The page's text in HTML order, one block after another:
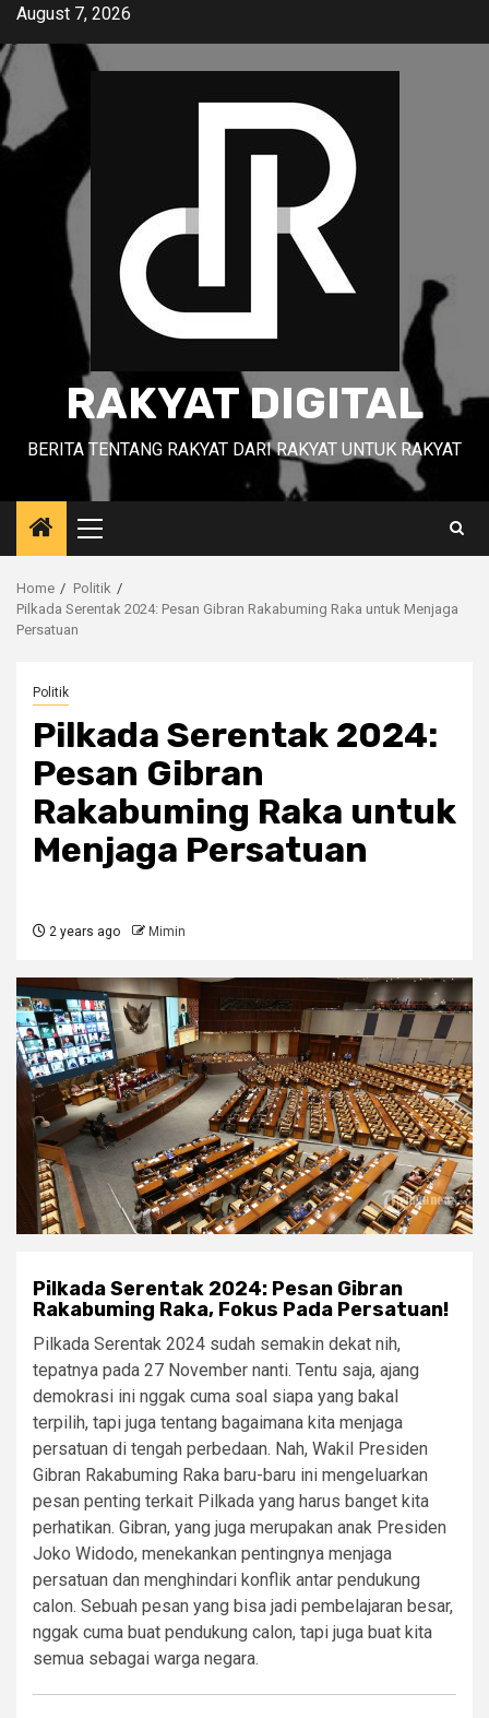
Skip
content
August 7, 2026
RAKYAT DIGITAL
BERITA TENTANG RAKYAT DARI RAKYAT UNTUK RAKYAT
Primary
Menu
Home
Politik
Pilkada Serentak 2024: Pesan Gibran Rakabuming Raka untuk Menjaga
Persatuan
Politik
Pilkada Serentak 2024:
Pesan Gibran
Rakabuming Raka untuk
Menjaga Persatuan
2 years ago Mimin
Pilkada Serentak 2024: Pesan Gibran
Rakabuming Raka, Fokus Pada Persatuan!
Pilkada Serentak 2024 sudah semakin dekat nih,
tepatnya pada 27 November nanti. Tentu saja, ajang
demokrasi ini nggak cuma soal siapa yang bakal
terpilih, tapi juga tentang bagaimana kita menjaga
persatuan di tengah perbedaan. Nah, Wakil Presiden
Gibran Rakabuming Raka baru-baru ini mengeluarkan
pesan penting terkait Pilkada yang harus banget kita
perhatikan. Gibran, yang juga merupakan anak Presiden
Joko Widodo, menekankan pentingnya menjaga
persatuan dan menghindari konflik antar pendukung
calon. Sebuah pesan yang bisa jadi pembelajaran besar,
nggak cuma buat pendukung calon, tapi juga buat kita
semua sebagai warga negara.